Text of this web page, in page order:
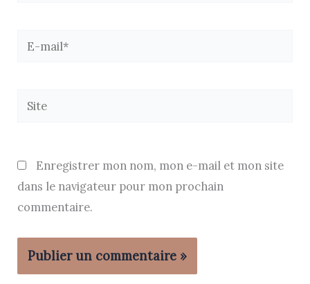
E-
Site
Enregistrer mon nom, mon e-mail et mon site
dans le navigateur pour mon prochain
commentaire.